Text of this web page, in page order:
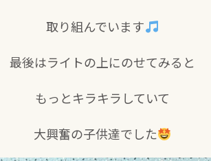
取り組んでいます
最後はライトの上にのせてみると
もっとキラキラしていて
大興奮の子供達でした